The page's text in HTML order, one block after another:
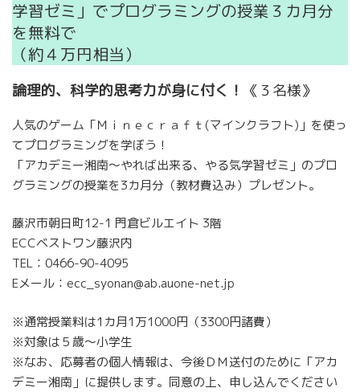
学習ゼミ」でプログラミングの授業３カ月分
を無料で
（約４万円相当）
論理的、科学的思考力が身に付く！ 《３名様》
人気のゲーム「Ｍｉｎｅｃｒａｆｔ(マインクラフト)」を使っ
てプログラミングを学ぼう！
「アカデミー湘南～やれば出来る、やる気学習ゼミ」のプロ
グラミングの授業を3カ月分（教材費込み）プレゼント。
藤沢市朝日町12-1 門倉ビルエイト 3階
ECCベストワン藤沢内
TEL：0466-90-4095
Eメール：ecc_syonan@ab.auone-net.jp
※通常授業料は1カ月1万1000円（3300円諸費）
※対象は５歳～小学生
※なお、応募者の個人情報は、今後ＤＭ送付のために「アカ
デミー湘南」に提供します。同意の上、申し込んでください